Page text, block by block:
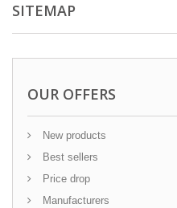
SITEMAP
OUR OFFERS
New products
Best sellers
Price drop
Manufacturers